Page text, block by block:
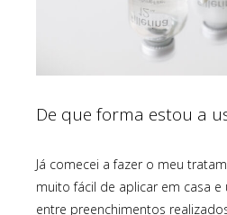
De que forma estou a
Já comecei a fazer o meu
muito fácil de aplicar em casa
entre preenchimentos